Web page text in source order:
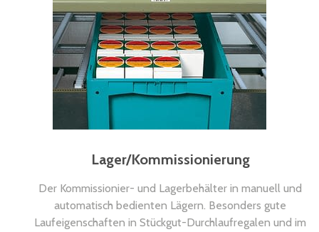
Lager/Kommissionierung
Der Kommissionier- und Lagerbehälter in manuell und
automatisch bedienten Lägern. Besonders gute
Laufeigenschaften in Stückgut-Durchlaufregalen und im